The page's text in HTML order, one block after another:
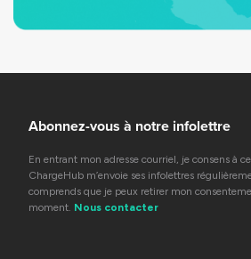
Abonnez-vous à notre infolettre
En entrant mon adresse courriel, je consens à
ChargeHub m’envoie ses infolettres
comprends que je peux retirer mon
moment. Nous contacter